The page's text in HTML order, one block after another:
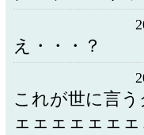
え・・・？
これが世に言
ェェェェェェ